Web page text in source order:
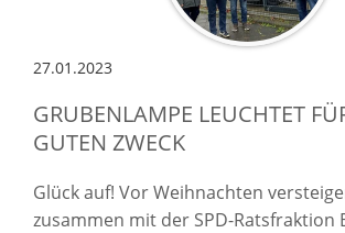
27.01.2023
GRUBENLAMPE LEUCHTET
GUTEN ZWECK
Glück auf! Vor Weihnachten
zusammen mit der SPD-Ratsfraktion